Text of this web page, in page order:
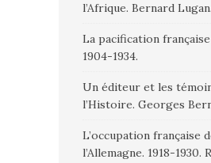
l’Afrique. Bernard Lugan.
La pacification
1904-1934.
Un éditeur et les
l’Histoire. Georges
L’occupation française
l’Allemagne. 1918-1930.